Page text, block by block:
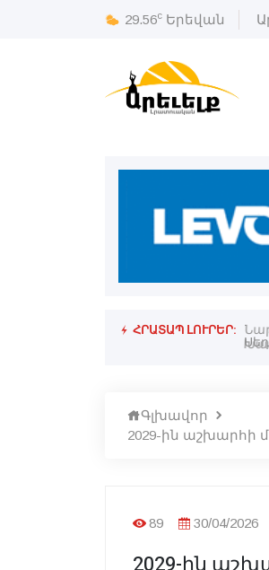
29.56c Երեվան
ՀՐԱՏԱՊ ԼՈՒՐԵՐ:
Գլխավոր
2029-ին աշխարհի
89 30/04/2026